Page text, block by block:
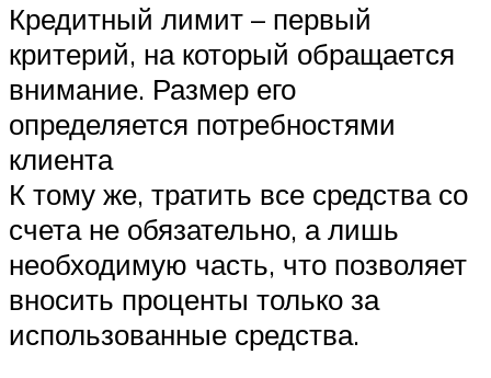
Кредитный лимит – первый
критерий, на который обращается
внимание. Размер его
определяется потребностями
клиента
К тому же, тратить все средства со
счета не обязательно, а лишь
необходимую часть, что позволяет
вносить проценты только за
использованные средства.